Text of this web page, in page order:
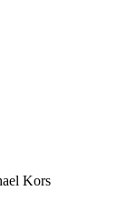
Kors